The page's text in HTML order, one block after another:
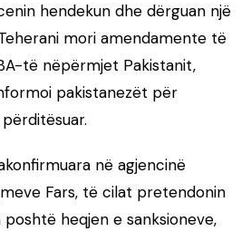
hendekun dhe dërguan një
mori amendamente të
të nëpërmjet Pakistanit,
pakistanezët për
në agjencinë
Fars, të cilat pretendonin
heqjen e sanksioneve,